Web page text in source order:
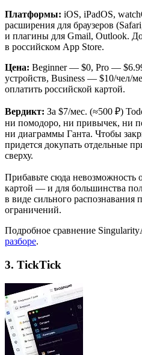
Платформы: iOS, iPadOS,
расширения для браузеров
и плагины для Gmail, Outlook.
в российском App Store.
Цена: Beginner — $0, Pro —
устройств, Business — $10/чел/
оплатить российской картой.
Вердикт: За $7/мес. (≈500 ₽)
ни помодоро, ни привычек, ни
ни диаграммы Ганта. Чтобы
придется докупать отдельные
сверху.
Прибавьте сюда невозможность
картой — и для большинства
в виде сильного распознавания
ограничений.
Подробное сравнение
разборе.
3. TickTick